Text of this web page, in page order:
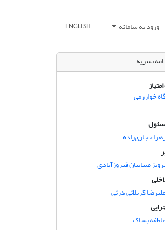
ورود به سامانه ENGLISH
نشریه
خوارزمی
حجازی‌زاده
ضیاییان فیروزآبادی
کربلائی درئی
بساک